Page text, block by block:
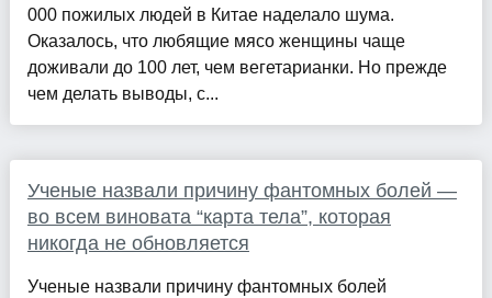
000 пожилых людей в Китае наделало шума.
Оказалось, что любящие мясо женщины чаще
доживали до 100 лет, чем вегетарианки. Но прежде
чем делать выводы, с...
Ученые назвали причину фантомных болей —
во всем виновата “карта тела”, которая
никогда не обновляется
Ученые назвали причину фантомных болей